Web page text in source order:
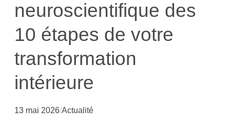
neuroscientifique des
10 étapes de votre
transformation
intérieure
13 mai 2026/Actualité